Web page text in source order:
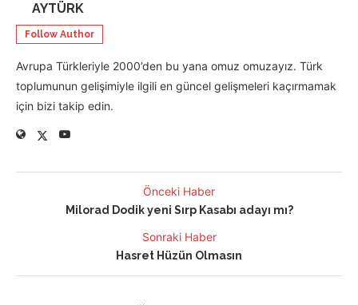
AYTÜRK
Follow Author
Avrupa Türkleriyle 2000’den bu yana omuz omuzayız. Türk
toplumunun gelişimiyle ilgili en güncel gelişmeleri kaçırmamak
için bizi takip edin.
Önceki Haber
Milorad Dodik yeni Sırp Kasabı adayı mı?
Sonraki Haber
Hasret Hüzün Olmasın